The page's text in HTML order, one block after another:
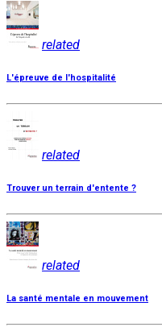
related
L'épreuve de l'hospitalité
related
Trouver un terrain d'entente ?
related
La santé mentale en mouvement